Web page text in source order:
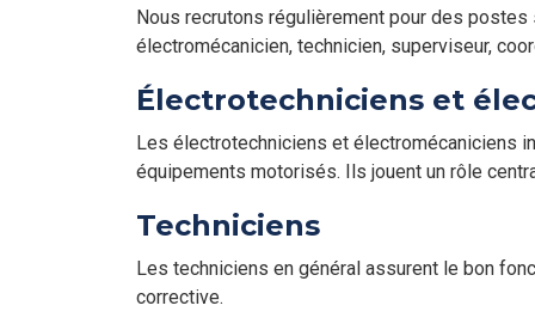
Nous recrutons régulièrement pour des
électromécanicien, technicien, superviseur,
Électrotechniciens et
Les électrotechniciens et électromécaniciens
équipements motorisés. Ils jouent un rôle
Techniciens
Les techniciens en général assurent le bon
corrective.